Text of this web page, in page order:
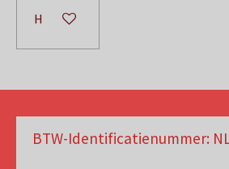
Houd mij op de hoogte
BTW-Identificatienummer: